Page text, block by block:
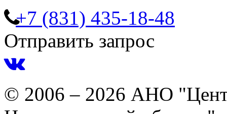
+7 (831) 435-18-48
Отправить запрос
© 2006 – 2026 АНО